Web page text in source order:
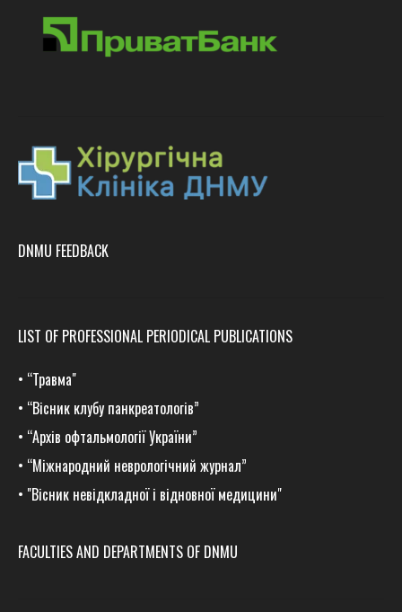
DNMU FEEDBACK
LIST OF PROFESSIONAL PERIODICAL PUBLICATIONS
• “Травма"
• “Вісник клубу панкреатологів”
• “Архів офтальмології України”
• “Міжнародний неврологічний журнал”
• "Вісник невідкладної і відновної медицини"
FACULTIES AND DEPARTMENTS OF DNMU